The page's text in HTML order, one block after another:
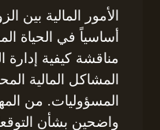
الأمور المالية بين
أساسياً في الحياة
مناقشة كيفية إدارة
المشاكل المالية
المسؤوليات. من
واضحين بشأن